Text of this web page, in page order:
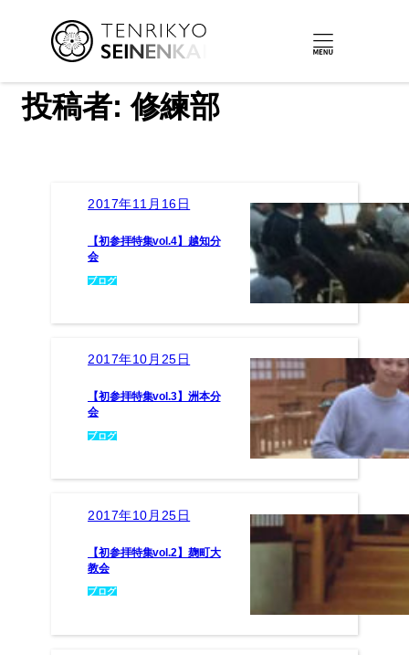
投稿者:修練部
2017年11月16日
【初参拝特集vol.4】越知分
会
ブログ
2017年10月25日
【初参拝特集vol.3】洲本分
会
ブログ
2017年10月25日
【初参拝特集vol.2】麹町大
教会
ブログ